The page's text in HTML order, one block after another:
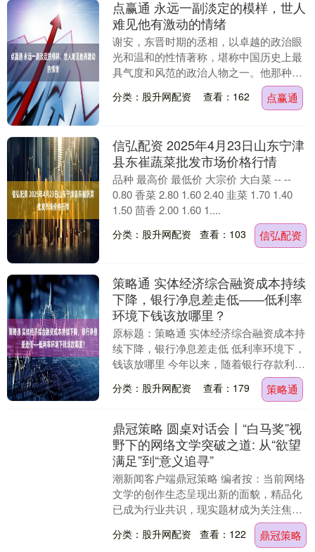
点赢通 永远一副淡定的模样，世人
难见他有激动的情绪
谢安，东晋时期的丞相，以卓越的政治眼
光和温和的性情著称，堪称中国历史上最
具气度和风范的政治人物之一。他那种超
凡脱俗的淡定，深深地印在了人们的记忆
中，成为后世津津....
分类：股升网配资 查看：162 点赢通
信弘配资 2025年4月23日山东宁津
县东崔蔬菜批发市场价格行情
品种 最高价 最低价 大宗价 大白菜 -- --
0.80 香菜 2.80 1.60 2.40 韭菜 1.70 1.40
1.50 茴香 2.00 1.60 1....
分类：股升网配资 查看：103 信弘配资
策略通 实体经济综合融资成本持续
下降，银行净息差走低——低利率
环境下钱该放哪里？
原标题：策略通 实体经济综合融资成本持
续下降，银行净息差走低 低利率环境下，
钱该放哪里 今年以来，随着银行存款利率
持续走低，曾经深受储户喜爱的大额存单
利率下行。....
分类：股升网配资 查看：179 策略通
鼎冠策略 圆桌对话会丨“白马奖”视
野下的网络文学突破之道: 从“欲望
满足”到“意义追寻”
潮新闻客户端鼎冠策略 编者按：当前网络
文学的创作生态呈现出新的面貌，精品化
已成为行业共识，现实题材成为关注焦
点，同时，传统热门题材也在叙事深度与
人文关怀上实现了....
分类：股升网配资 查看：122 鼎冠策略